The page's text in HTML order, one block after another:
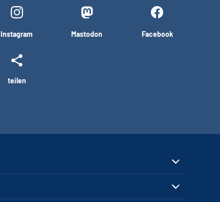
Instagram Mastodon Facebook
teilen